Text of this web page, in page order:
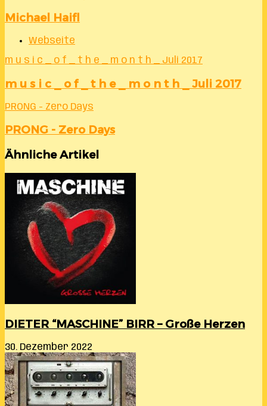
Michael Haifl
Webseite
m u s i c _ o f _ t h e _ m o n t h _ Juli 2017
m u s i c _ o f _ t h e _ m o n t h _ Juli 2017
PRONG - Zero Days
PRONG - Zero Days
Ähnliche Artikel
DIETER “MASCHINE” BIRR – Große Herzen
30. Dezember 2022